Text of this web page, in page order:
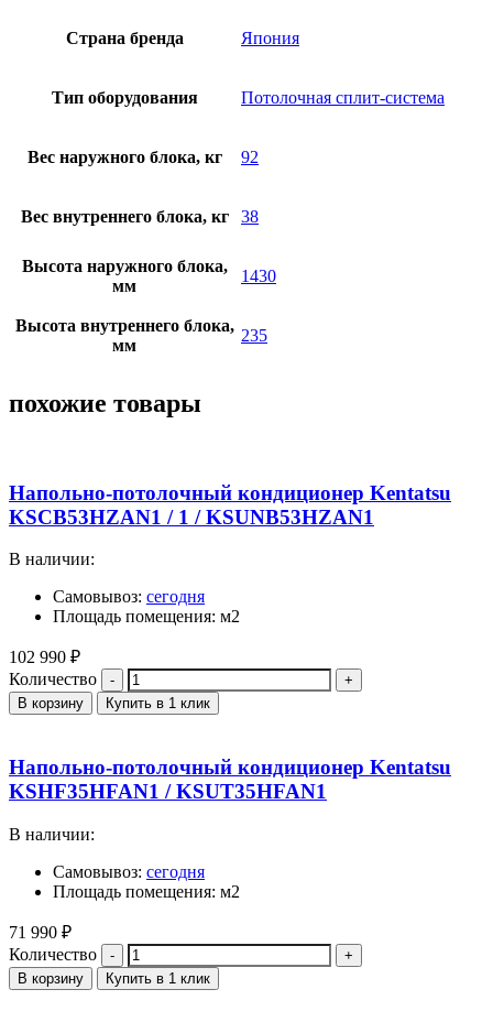
Страна бренда Япония
Тип оборудования Потолочная сплит-система
Вес наружного блока, кг 92
Вес внутреннего блока, кг 38
Высота наружного блока,
мм
1430
Высота внутреннего блока,
мм
235
похожие товары
Напольно-потолочный кондиционер Kentatsu
KSCB53HZAN1 / 1 / KSUNB53HZAN1
В наличии:
Самовывоз: сегодня
Площадь помещения: м2
102 990 ₽
Количество
В корзину Купить в 1 клик
Напольно-потолочный кондиционер Kentatsu
KSHF35HFAN1 / KSUT35HFAN1
В наличии:
Самовывоз: сегодня
Площадь помещения: м2
71 990 ₽
Количество
В корзину Купить в 1 клик